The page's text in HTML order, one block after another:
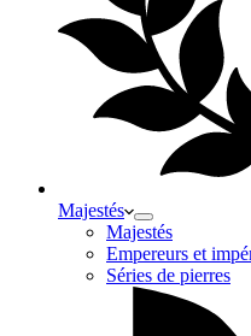
Majestés
Majestés
Empereurs et
Séries de pierres